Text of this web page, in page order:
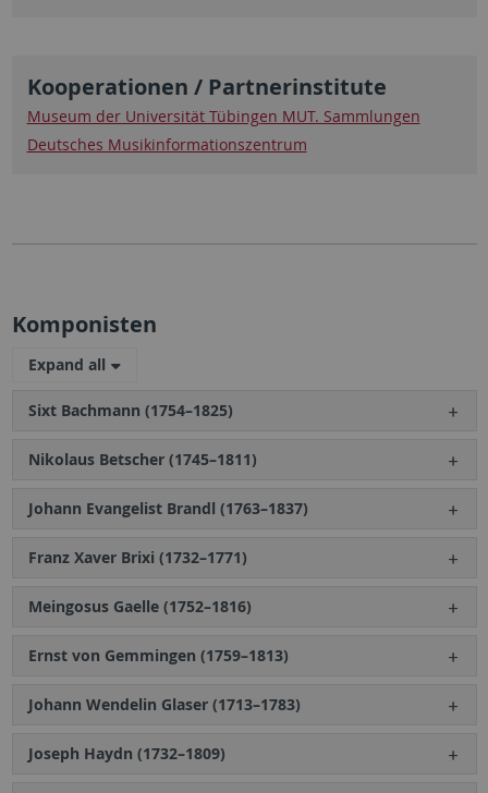
Kooperationen / Partnerinstitute
Museum der Universität Tübingen MUT. Sammlungen
Deutsches Musikinformationszentrum
Komponisten
Expand all
Sixt Bachmann (1754–1825)
Nikolaus Betscher (1745–1811)
Johann Evangelist Brandl (1763–1837)
Franz Xaver Brixi (1732–1771)
Meingosus Gaelle (1752–1816)
Ernst von Gemmingen (1759–1813)
Johann Wendelin Glaser (1713–1783)
Joseph Haydn (1732–1809)